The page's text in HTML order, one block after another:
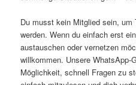
Du musst kein Mitglied sein,
werden. Wenn du einfach erst
austauschen oder vernetzen
willkommen. Unsere WhatsApp-
Möglichkeit, schnell Fragen zu